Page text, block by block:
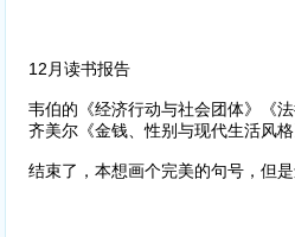
12月读书报告
韦伯的《经济行动与社会团体》《
齐美尔《金钱、性别与现代生活风
结束了，本想画个完美的句号，但